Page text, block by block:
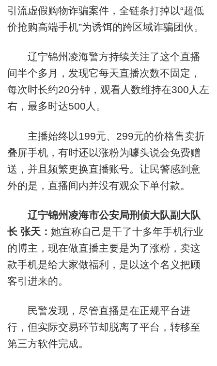
引流虚假购物诈骗案件，全链条打掉以“超低
价抢购高端手机”为诱饵的跨区域诈骗团伙。
辽宁锦州凌海警方持续关注了这个直播
间半个多月，发现它每天直播次数不固定，
每次时长约20分钟，观看人数维持在300人左
右，最多时达500人。
主播始终以199元、299元的价格售卖折
叠屏手机，有时还以涨粉为噱头说会免费赠
送，并且频繁更换直播账号。让民警感到意
外的是，直播间内并没有观众下单付款。
辽宁锦州凌海市公安局刑侦大队副大队
长 张天： 她宣称自己是干了十多年手机行业
的博主，现在做直播主要是为了涨粉，卖这
款手机是给大家做福利，是以这个名义把顾
客引进来的。
民警发现，尽管直播是在正规平台进
行，但实际交易环节却脱离了平台，转移至
第三方软件完成。